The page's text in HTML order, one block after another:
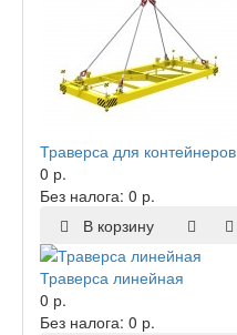
Траверса для контейнеров
0 р.
Без налога: 0 р.
В корзину
Траверса линейная
0 р.
Без налога: 0 р.